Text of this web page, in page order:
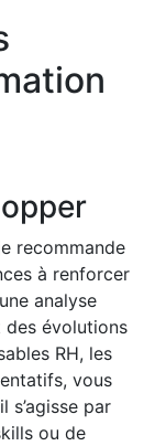
recommande
à renforcer
analyse
des évolutions
RH, les
vous
s’agisse par
ou de